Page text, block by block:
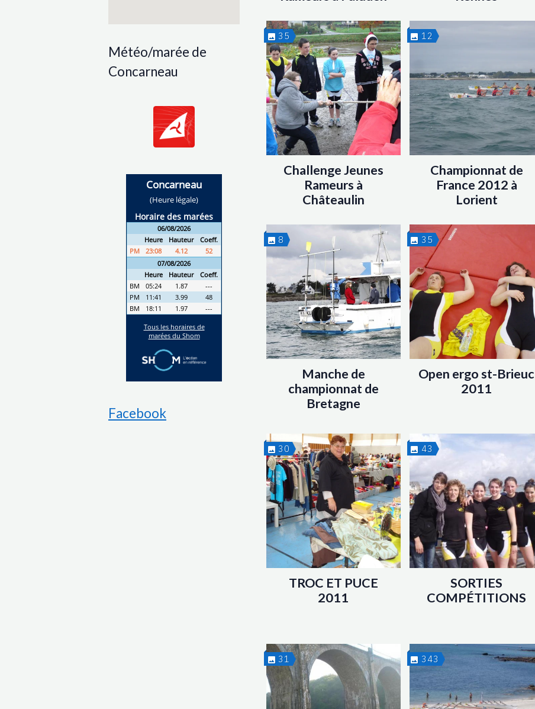
35
Challenge Jeunes
Rameurs à
Châteaulin
12
Championnat de
France 2012 à
Lorient
8
Manche de
championnat de
Bretagne
35
Open ergo st-Brieuc
2011
30
TROC ET PUCE
2011
43
SORTIES
COMPÉTITIONS
31 343
Météo/marée de
Concarneau
Facebook